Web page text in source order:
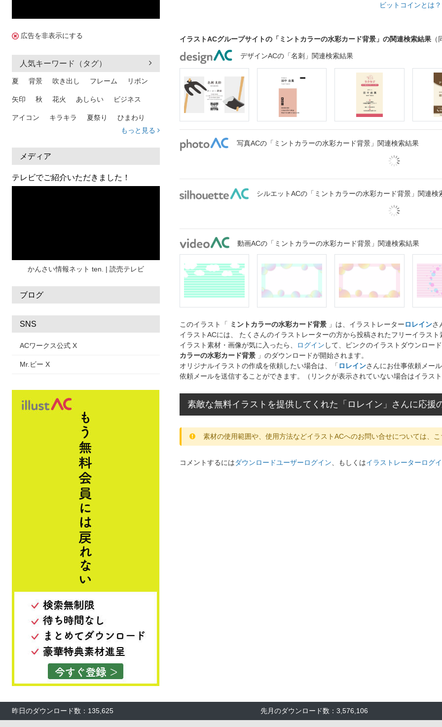
広告を非表示にする
人気キーワード（タグ）
夏 背景 吹き出し フレーム リボン
矢印 秋 花火 あしらい ビジネス
アイコン キラキラ 夏祭り ひまわり
熱中症
人物 暑中見舞い
日本地図 海
もっと見る
メディア
テレビでご紹介いただきました！
かんさい情報ネット ten. | 読売テレビ
ブログ
SNS
ACワークス公式 X
Mr.ビー X
ビットコインとは
イラストACグループサイトの「ミントカラーの水彩カード背景」の関連検索結果
デザインACの「名刺」関連検索結果
写真ACの「ミントカラーの水彩カード背景」関連検索結果
シルエットACの「ミントカラーの水彩カード背景」関連検
動画ACの「ミントカラーの水彩カード背景」関連検索結果
このイラスト「 ミントカラーの水彩カード背景 」は、イラストレーターロレインさ
イラストACには、 たくさんのイラストレーターの方から投稿されたフリーイラス
イラスト素材・画像が気に入ったら、
ログイン して、ピンクのイラストダウンロー
カラーの水彩カード背景 」のダウンロードが開始されます。
オリジナルイラストの作成を依頼したい場合は、「ロレインさんにお仕事依頼メー
依頼メールを送信することができます。（リンクが表示されていない場合はイラス
素敵な無料イラストを提供してくれた「ロレイン」さんに応援
素材の使用範囲や、使用方法などイラストACへのお問い合せについては、
コメントするにはダウンロードユーザーログイン 、もしくはイラストレーターログ
昨日のダウンロード数：135,625 先月のダウンロード数：3,576,106